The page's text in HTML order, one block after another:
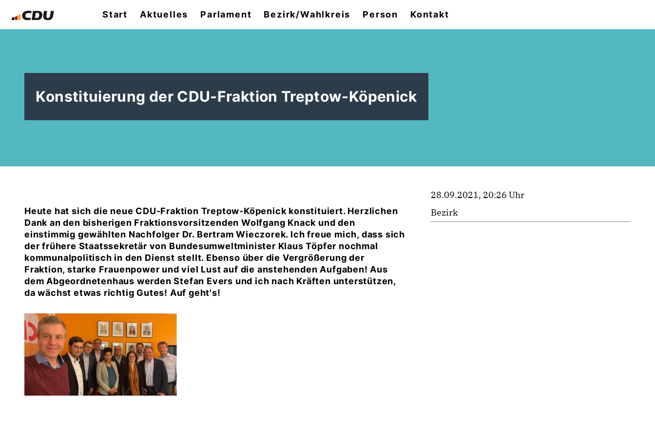
Start Aktuelles Parlament Bezirk/Wahlkreis Person Kontakt
Konstituierung der CDU-Fraktion Treptow-Köpenick
Heute hat sich die neue CDU-Fraktion Treptow-Köpenick konstituiert. Herzlichen
Dank an den bisherigen Fraktionsvorsitzenden Wolfgang Knack und den
einstimmig gewählten Nachfolger Dr. Bertram Wieczorek. Ich freue mich, dass sich
der frühere Staatssekretär von Bundesumweltminister Klaus Töpfer nochmal
kommunalpolitisch in den Dienst stellt. Ebenso über die Vergrößerung der
Fraktion, starke Frauenpower und viel Lust auf die anstehenden Aufgaben! Aus
dem Abgeordnetenhaus werden Stefan Evers und ich nach Kräften unterstützen,
da wächst etwas richtig Gutes! Auf geht's!
28.09.2021, 20:26 Uhr
Bezirk